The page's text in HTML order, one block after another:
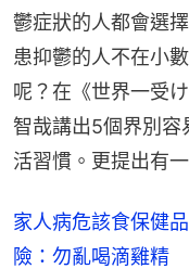
鬱症狀的人都會選
患抑鬱的人不在小
呢？在《世界一受
智哉講出5個界別容
活習慣。更提出有
家人病危該食保健
險：勿亂喝滴雞精